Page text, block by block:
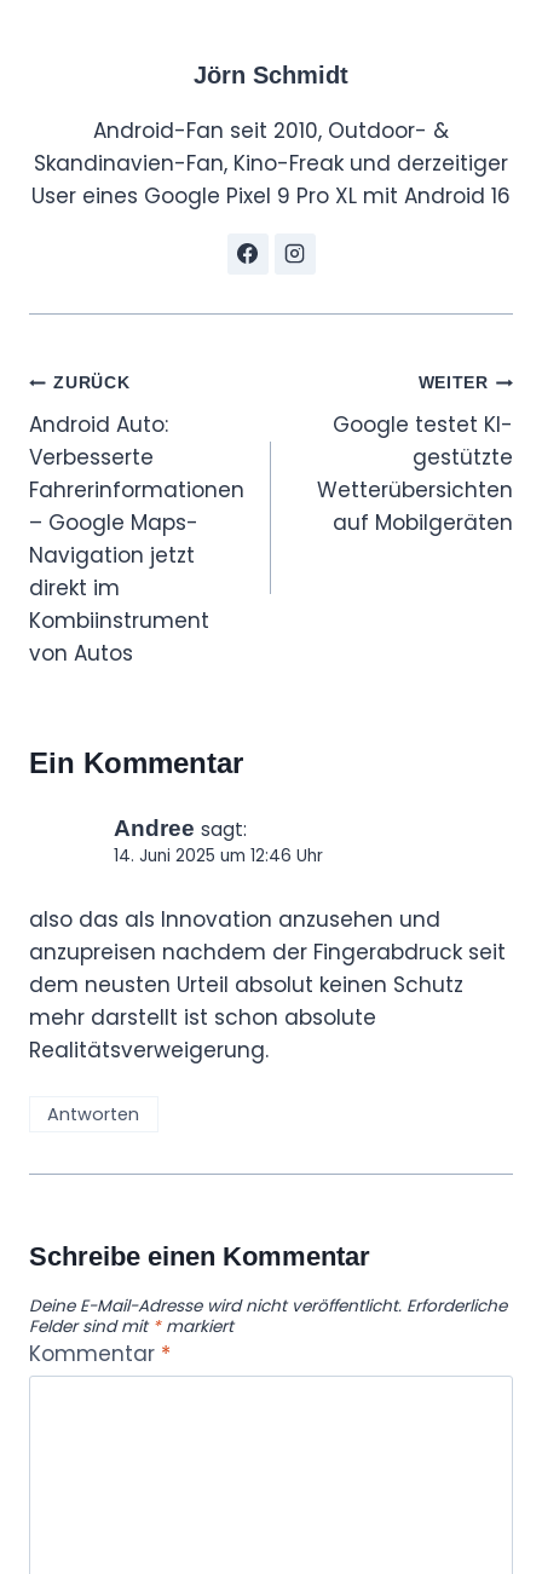
Jörn Schmidt
Android-Fan seit 2010, Outdoor- &
Skandinavien-Fan, Kino-Freak und derzeitiger
User eines Google Pixel 9 Pro XL mit Android 16
Beitragsnavigation
ZURÜCK
Android Auto:
Verbesserte
Fahrerinformationen
– Google Maps-
Navigation jetzt
direkt im
Kombiinstrument
von Autos
WEITER
Google testet KI-
gestützte
Wetterübersichten
auf Mobilgeräten
Ein Kommentar
Andree sagt:
14. Juni 2025 um 12:46 Uhr
also das als Innovation anzusehen und
anzupreisen nachdem der Fingerabdruck seit
dem neusten Urteil absolut keinen Schutz
mehr darstellt ist schon absolute
Realitätsverweigerung.
Antworten
Schreibe einen Kommentar
Deine E-Mail-Adresse wird nicht veröffentlicht. Erforderliche
Felder sind mit *markiert
Kommentar *